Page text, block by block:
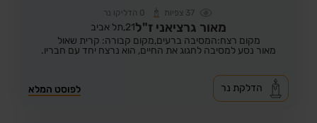
37 צפיות 0 הדליקו נר
מאור גרציאני ז"ל21, תל אביב
מקום רצח:המסיבה ברעים,מקום קבורה: קרית שאול
מאור נסע למסיבה לחגוג את החיים, הוא נרצח יחד עם חבריו.
לפוסט המלא הדלקת נר